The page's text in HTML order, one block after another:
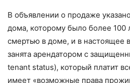
В объявлении о продаже
дома, которому было более 100
смертью в доме, и в настоящее
занята арендатором с
tenant status), который платит
имеет «возможные права